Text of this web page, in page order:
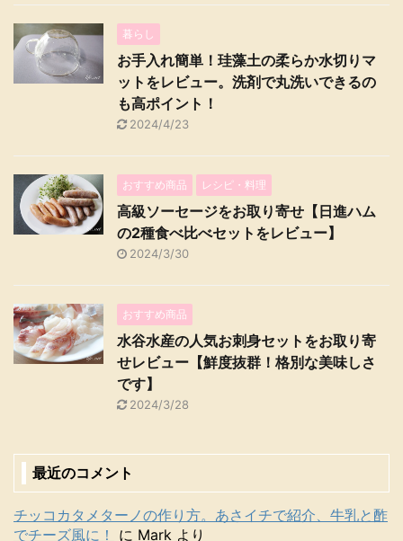
暮らし
お手入れ簡単！珪藻土の柔らか水切りマ
ットをレビュー。洗剤で丸洗いできるの
も高ポイント！
2024/4/23
おすすめ商品 レシピ・料理
高級ソーセージをお取り寄せ【日進ハム
の2種食べ比べセットをレビュー】
2024/3/30
おすすめ商品
水谷水産の人気お刺身セットをお取り寄
せレビュー【鮮度抜群！格別な美味しさ
です】
2024/3/28
最近のコメント
チッコカタメターノの作り方。あさイチで紹介、牛乳と酢
でチーズ風に！
に Mark より